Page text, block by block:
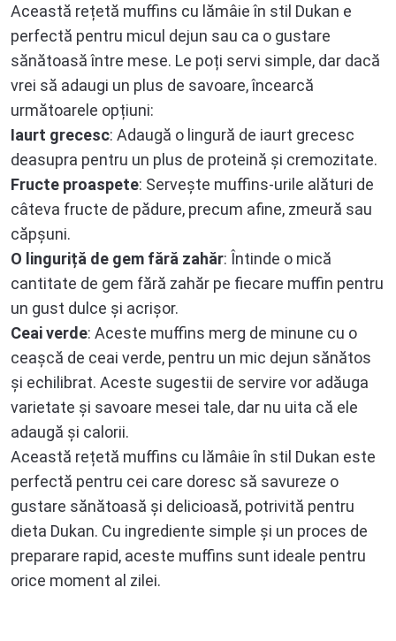
Această rețetă muffins cu lămâie în stil Dukan e
perfectă pentru micul dejun sau ca o gustare
sănătoasă între mese. Le poți servi simple, dar dacă
vrei să adaugi un plus de savoare, încearcă
următoarele opțiuni:
Iaurt grecesc: Adaugă o lingură de iaurt grecesc
deasupra pentru un plus de proteină și cremozitate.
Fructe proaspete: Servește muffins-urile alături de
câteva fructe de pădure, precum afine, zmeură sau
căpșuni.
O linguriță de gem fără zahăr: Întinde o mică
cantitate de gem fără zahăr pe fiecare muffin pentru
un gust dulce și acrișor.
Ceai verde: Aceste muffins merg de minune cu o
ceașcă de ceai verde, pentru un mic dejun sănătos
și echilibrat. Aceste sugestii de servire vor adăuga
varietate și savoare mesei tale, dar nu uita că ele
adaugă și calorii.
Această rețetă muffins cu lămâie în stil Dukan este
perfectă pentru cei care doresc să savureze o
gustare sănătoasă și delicioasă, potrivită pentru
dieta Dukan. Cu ingrediente simple și un proces de
preparare rapid, aceste muffins sunt ideale pentru
orice moment al zilei.